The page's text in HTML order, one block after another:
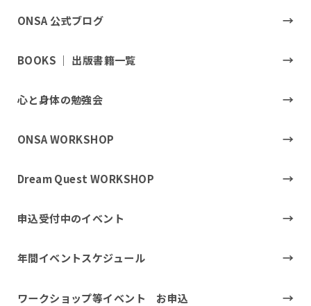
ONSA 公式ブログ
BOOKS ｜ 出版書籍一覧
心と身体の勉強会
ONSA WORKSHOP
Dream Quest WORKSHOP
申込受付中のイベント
年間イベントスケジュール
ワークショップ等イベント お申込